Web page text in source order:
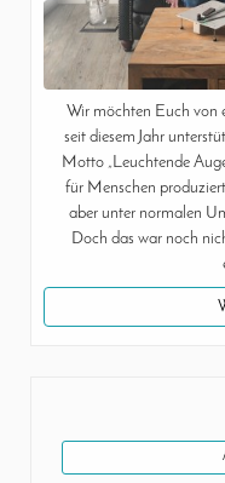
Wir möchten Euch von
seit diesem Jahr
Motto „Leuchtende
für Menschen
aber unter normalen
Doch das war noch